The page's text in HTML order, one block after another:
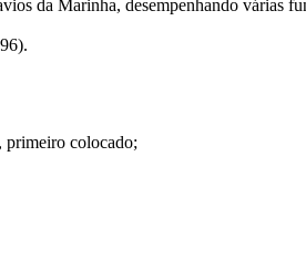
da Marinha, desempenhando várias
primeiro colocado;